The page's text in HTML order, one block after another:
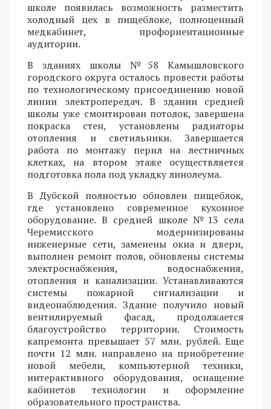
школе появилась возможность разместить
холодный цех в пищеблоке, полноценный
медкабинет, профориентационные
аудитории.
В зданиях школы №58 Камышловского
городского округа осталось провести работы
по технологическому присоединению новой
линии электропередач. В здании средней
школы уже смонтирован потолок, завершена
покраска стен, установлены радиаторы
отопления и светильники. Завершается
работа по монтажу перил на лестничных
клетках, на втором этаже осуществляется
подготовка пола под укладку линолеума.
В Дубской полностью обновлен пищеблок,
где установлено современное кухонное
оборудование. В средней школе №13 села
Черемисского модернизированы
инженерные сети, заменены окна и двери,
выполнен ремонт полов, обновлены системы
электроснабжения, водоснабжения,
отопления и канализации. Устанавливаются
системы пожарной сигнализации и
видеонаблюдения. Здание получило новый
вентилируемый фасад, продолжается
благоустройство территории. Стоимость
капремонта превышает 57 млн. рублей. Еще
почти 12 млн. направлено на приобретение
новой мебели, компьютерной техники,
интерактивного оборудования, оснащение
кабинетов технологии и оформление
образовательного пространства.